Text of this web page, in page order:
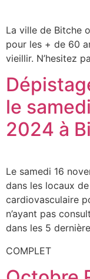
La ville de Bitche
pour les + de 60
vieillir. N’hesitez
le
2024 à
Le samedi 16
dans les locaux
cardiovasculaire
n’ayant pas
dans les 5
COMPLET